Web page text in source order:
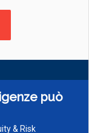
può
& Risk